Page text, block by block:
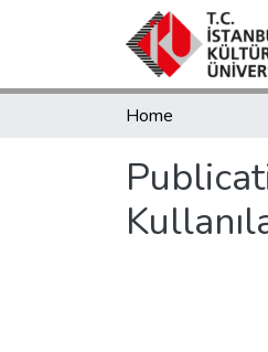
Home